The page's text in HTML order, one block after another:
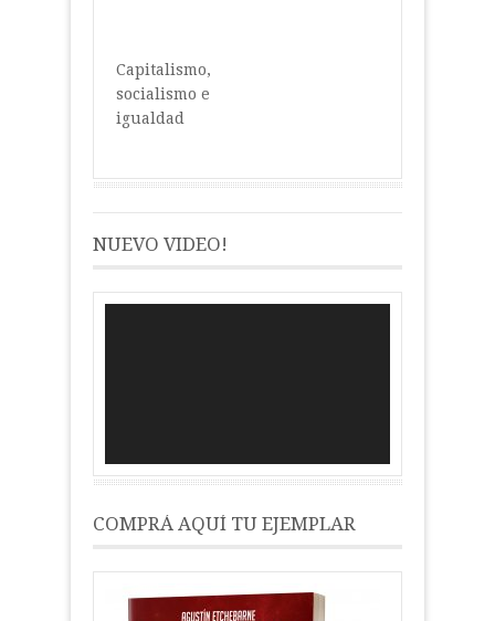
Capitalismo,
socialismo e
igualdad
NUEVO VIDEO!
COMPRÁ AQUÍ TU EJEMPLAR